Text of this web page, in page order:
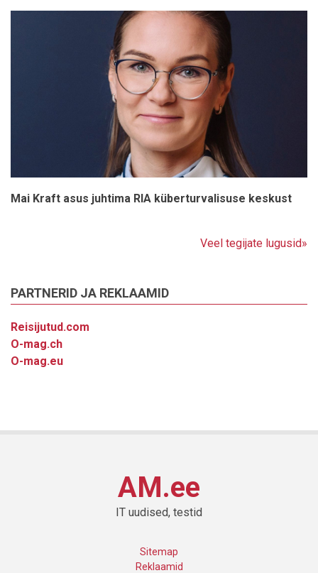
Mai Kraft asus juhtima RIA küberturvalisuse keskust
Veel tegijate lugusid»
PARTNERID JA REKLAAMID
Reisijutud.com
O-mag.ch
O-mag.eu
AM.ee
IT uudised, testid
Sitemap
Reklaamid